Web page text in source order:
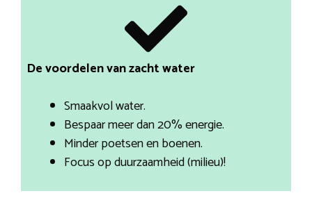
De voordelen van zacht water
Smaakvol water.
Bespaar meer dan 20% energie.
Minder poetsen en boenen.
Focus op duurzaamheid (milieu)!